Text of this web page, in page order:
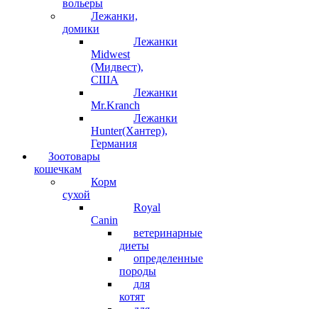
вольеры
Лежанки,
домики
Лежанки
Midwest
(Мидвест),
США
Лежанки
Mr.Kranch
Лежанки
Hunter(Хантер),
Германия
Зоотовары
кошечкам
Корм
сухой
Royal
Canin
ветеринарные
диеты
определенные
породы
для
котят